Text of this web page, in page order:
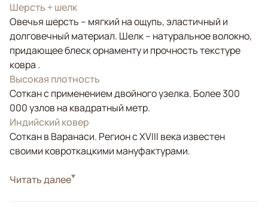
Шерсть + шелк
Овечья шерсть – мягкий на ощупь, эластичный и
долговечный материал. Шелк – натуральное волокно,
придающее блеск орнаменту и прочность текстуре
ковра .
Высокая плотность
Соткан с применением двойного узелка. Более 300
000 узлов на квадратный метр.
Индийский ковер
Соткан в Варанаси. Регион с XVIII века известен
своими ковроткацкими мануфактурами.
СтильКлассические
Читать далее